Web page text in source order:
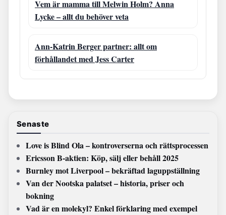
Vem är mamma till Melwin Holm? Anna
Lycke – allt du behöver veta
Ann-Katrin Berger partner: allt om
förhållandet med Jess Carter
Senaste
Love is Blind Ola – kontroverserna och rättsprocessen
Ericsson B-aktien: Köp, sälj eller behåll 2025
Burnley mot Liverpool – bekräftad laguppställning
Van der Nootska palatset – historia, priser och
bokning
Vad är en molekyl? Enkel förklaring med exempel